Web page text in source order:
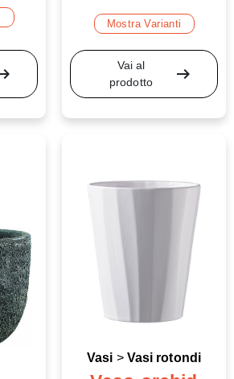
Mostra Varianti
Vai al
prodotto
arrow_right_alt
Vasi > Vasi rotondi